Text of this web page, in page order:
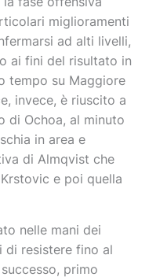
miglioramenti
ad alti livelli,
ai fini del risultato in
tempo su Maggiore
invece, è riuscito a
di Ochoa, al minuto
in area e
di Almqvist che
e poi quella
nelle mani dei
di resistere fino al
primo